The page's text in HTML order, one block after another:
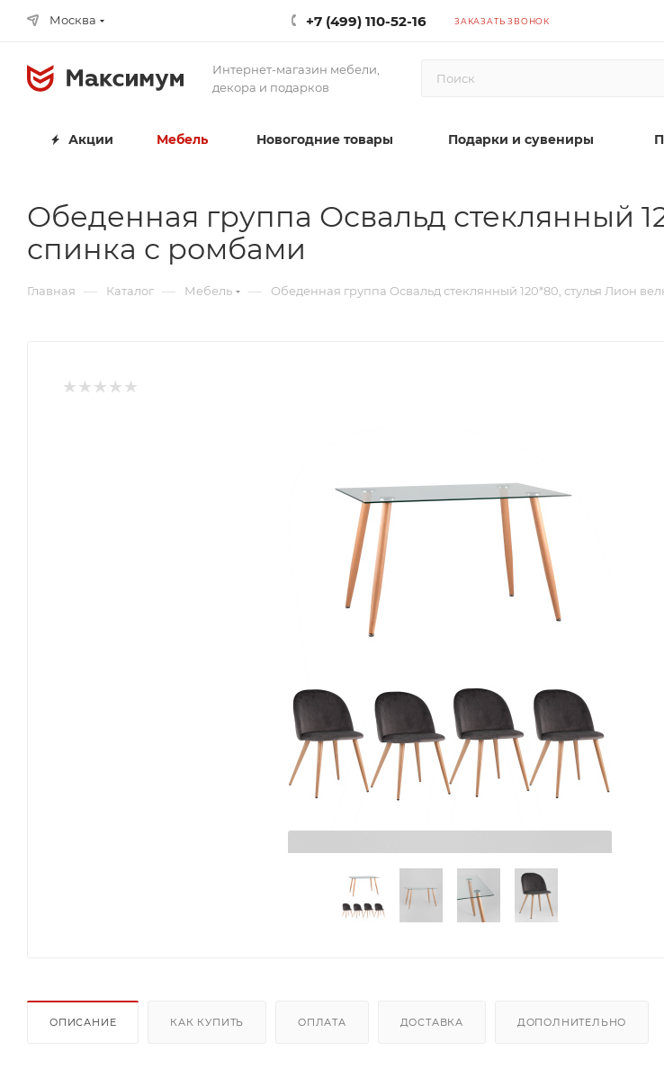
Москва +7 (499) 110-52-16 ЗАКАЗАТЬ ЗВОНОК
Интернет-магазин мебели,
декора и подарков
Акции Мебель Новогодние товары Подарки и сувениры
Обеденная группа Освальд стеклянный
спинка с ромбами
Главная — Каталог — Мебель — Обеденная группа Освальд стеклянный 120*80, стулья Лион
ОПИСАНИЕ КАК КУПИТЬ ОПЛАТА ДОСТАВКА ДОПОЛНИТЕЛЬНО